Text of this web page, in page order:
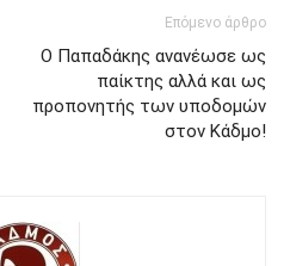
Επόμενο άρθρο
Ο Παπαδάκης ανανέωσε ως
παίκτης αλλά και ως
προπονητής των υποδομών
στον Κάδμο!